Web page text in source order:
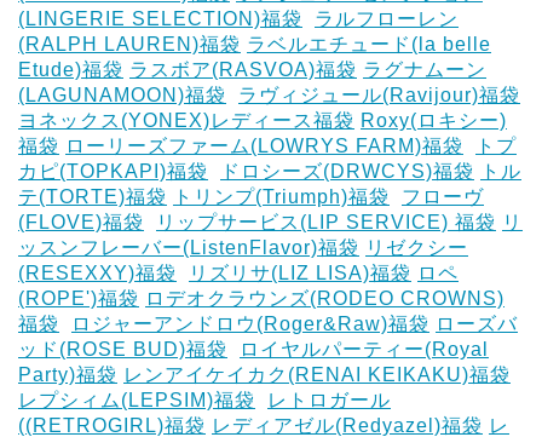
(LINGERIE SELECTION)福袋
ラルフローレン
(RALPH LAUREN)福袋 ラベルエチュード(la belle
Etude)福袋 ラスボア(RASVOA)福袋 ラグナムーン
(LAGUNAMOON)福袋
ラヴィジュール(Ravijour)福袋
ヨネックス(YONEX)レディース福袋 Roxy(ロキシー)
福袋 ローリーズファーム(LOWRYS FARM)福袋
トプ
カピ(TOPKAPI)福袋
ドロシーズ(DRWCYS)福袋
トル
テ(TORTE)福袋
トリンプ(Triumph)福袋
フローヴ
(FLOVE)福袋
リップサービス(LIP SERVICE) 福袋 リ
ッスンフレーバー(ListenFlavor)福袋 リゼクシー
(RESEXXY)福袋
リズリサ(LIZ LISA)福袋 ロペ
(ROPE')福袋 ロデオクラウンズ(RODEO CROWNS)
福袋
ロジャーアンドロウ(Roger&Raw)福袋 ローズバ
ッド(ROSE BUD)福袋
ロイヤルパーティー(Royal
Party)福袋 レンアイケイカク(RENAI KEIKAKU)福袋
レプシィム(LEPSIM)福袋
レトロガール
((RETROGIRL)福袋 レディアゼル(Redyazel)福袋 レ